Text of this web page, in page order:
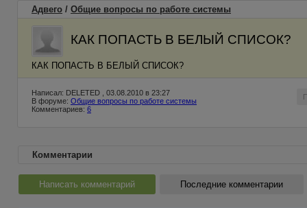
Адвего / Общие вопросы по работе системы
КАК ПОПАСТЬ В БЕЛЫЙ СПИСОК?
КАК ПОПАСТЬ В БЕЛЫЙ СПИСОК?
Написал: DELETED , 03.08.2010 в 23:27
В форуме: Общие вопросы по работе системы
Комментариев: 6
Комментарии
Написать комментарий Последние комментарии